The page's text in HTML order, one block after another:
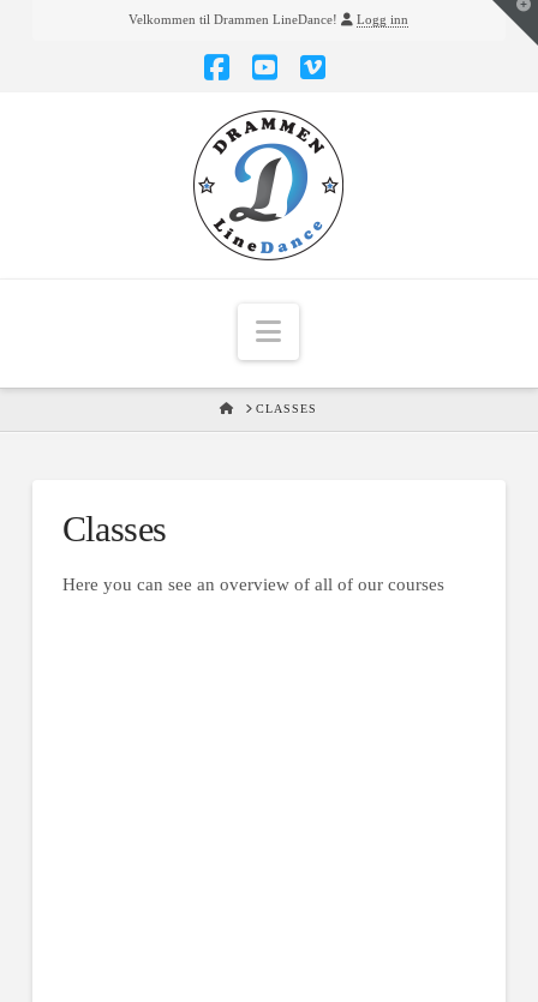
Velkommen til Drammen LineDance! Logg inn
Navigation
HOMECLASSES
Classes
Here you can see an overview of all of our courses